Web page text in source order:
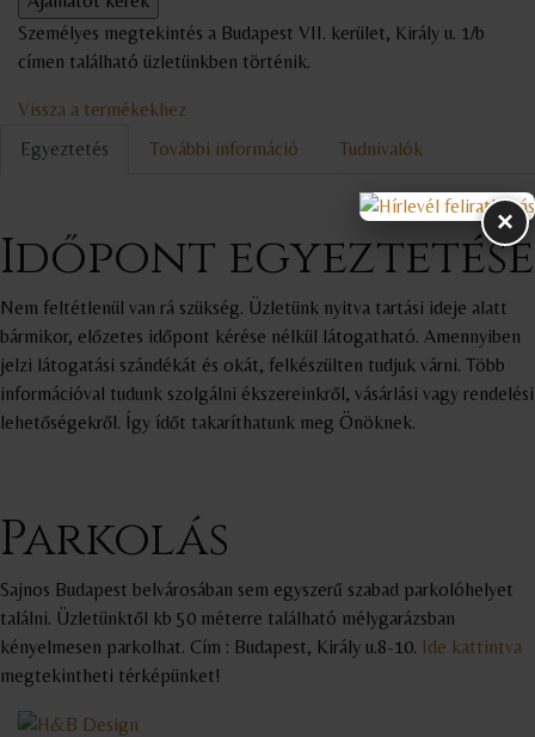
Személyes megtekintés a Budapest VII. kerület, Király u. 1/b
címen található üzletünkben történik.
Vissza a termékekhez
Egyeztetés
További információ Tudnivalók
Időpont egyeztetése
Nem feltétlenül van rá szükség. Üzletünk nyitva tartási ideje alatt
bármikor, előzetes időpont kérése nélkül látogatható. Amennyiben
jelzi látogatási szándékát és okát, felkészülten tudjuk várni. Több
információval tudunk szolgálni ékszereinkről, vásárlási vagy rendelési
lehetőségekről. Így ídőt takaríthatunk meg Önöknek.
Parkolás
Sajnos Budapest belvárosában sem egyszerű szabad parkolóhelyet
találni. Üzletünktől kb 50 méterre található mélygarázsban
kényelmesen parkolhat. Cím : Budapest, Király u.8-10. Ide kattintva
megtekintheti térképünket!
×